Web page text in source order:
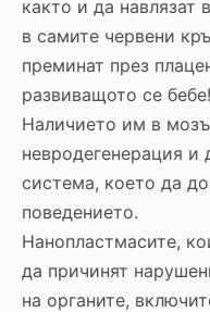
както и да навлязат
в самите червени
преминат през
развиващото се бебе!
Наличието им в
невродегенерация и
система, което да
поведението.
Нанопластмасите,
да причинят
на органите,